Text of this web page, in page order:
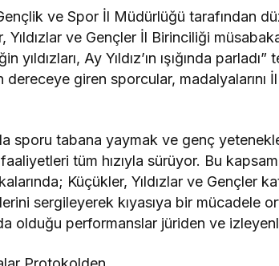
ve Spor İl Müdürlüğü tarafından
Yıldızlar ve Gençler İl Birinciliği
yıldızları, Ay Yıldız’ın ışığında
dereceye giren sporcular, madalyalarını
sporu tabana yaymak ve genç
faaliyetleri tüm hızıyla sürüyor. Bu
Küçükler, Yıldızlar ve Gençler
sergileyerek kıyasıya bir mücadele
olduğu performanslar jüriden ve